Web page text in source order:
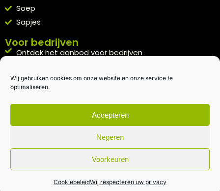
Wij gebruiken cookies om onze website en onze service te
optimaliseren.
Accepteren
Negeren
Voorkeuren
CookiebeleidWij respecteren uw privacy
Soep
Sapjes
Voor bedrijven
Ontdek het aanbod voor bedrijven
Kennismakingspakket aanvragen
Blijft op de hoogte
Rechtstreeks van het veld naar je inbox.
Inschrijven nieuwsbrief
Algemene voorwaarden|Privacybeleid| gemaakt met door
creativitijd